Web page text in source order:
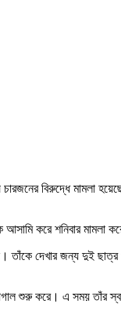
বিরুদ্ধে মামলা
করে শনিবার
তাঁকে দেখার জন্য দুই
শুরু করে। এ সময়